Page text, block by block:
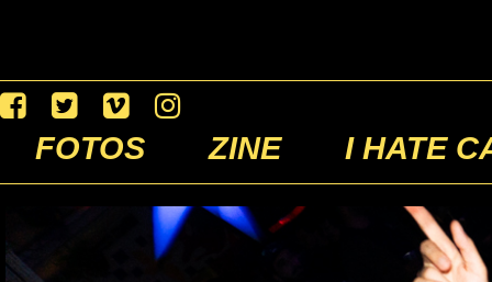
FOTOS ZINE I HATE